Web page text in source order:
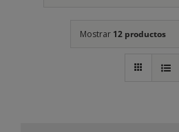
Mostrar 12 productos